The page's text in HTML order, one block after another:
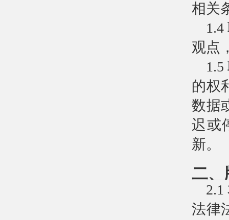
相关
观点
的权
数据
迟或
新。
二、
法律